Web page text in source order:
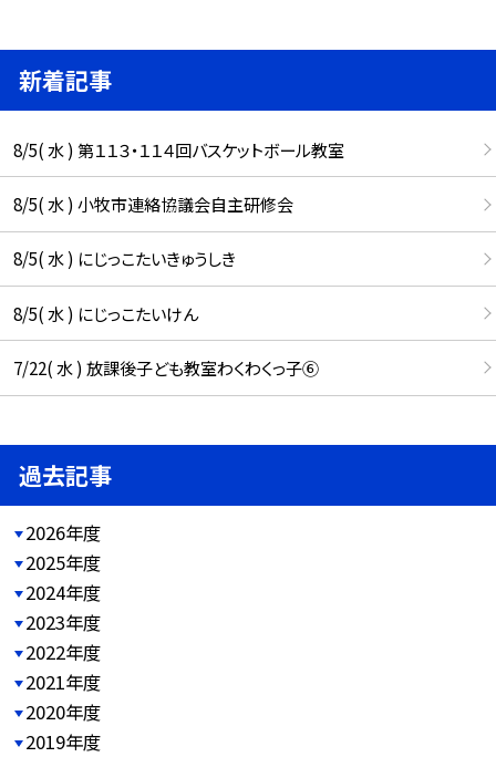
新着記事
8/5( 水 ) 第１１３・１１４回バスケットボール教室
8/5( 水 ) 小牧市連絡協議会自主研修会
8/5( 水 ) にじっこたいきゅうしき
8/5( 水 ) にじっこたいけん
7/22( 水 ) 放課後子ども教室わくわくっ子⑥
過去記事
2026年度
2025年度
2024年度
2023年度
2022年度
2021年度
2020年度
2019年度